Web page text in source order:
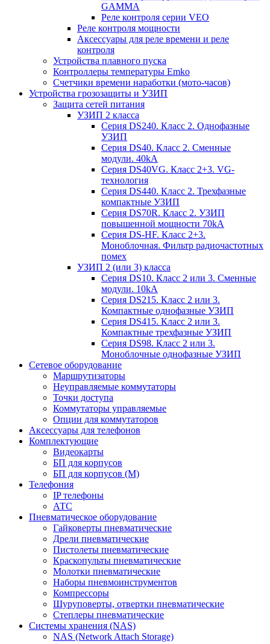
GAMMA
Реле контроля серии VEO
Реле контроля мощности
Аксессуары для реле времени и реле
контроля
Устройства плавного пуска
Контроллеры температуры Emko
Счетчики времени наработки (мото-часов)
Устройства грозозащиты и УЗИП
Защита сетей питания
УЗИП 2 класса
Серия DS240. Класс 2. Однофазные
УЗИП
Серия DS40. Класс 2. Сменные
модули. 40kA
Серия DS40VG. Класс 2+3. VG-
технология
Серия DS440. Класс 2. Трехфазные
компактные УЗИП
Серия DS70R. Класс 2. УЗИП
повышенной мощности 70kA
Серия DS-HF. Класс 2+3.
Моноблочная. Фильтр радиочастотных
помех
УЗИП 2 (или 3) класса
Серия DS10. Класс 2 или 3. Сменные
модули. 10kA
Серия DS215. Класс 2 или 3.
Компактные однофазные УЗИП
Серия DS415. Класс 2 или 3.
Компактные трехфазные УЗИП
Серия DS98. Класс 2 или 3.
Моноблочные однофазные УЗИП
Сетевое оборудование
Маршрутизаторы
Неуправляемые коммутаторы
Точки доступа
Коммутаторы управляемые
Опции для коммутаторов
Аксессуары для телефонов
Комплектующие
Видеокарты
БП для корпусов
БП для корпусов (М)
Телефония
IP телефоны
АТС
Пневматическое оборудование
Гайковерты пневматические
Дрели пневматические
Пистолеты пневматические
Краскопульты пневматические
Молотки пневматические
Наборы пневмоинструментов
Компрессоры
Шуруповерты, отвертки пневматические
Степлеры пневматические
Cистемы хранения (NAS)
NAS (Network Attach Storage)